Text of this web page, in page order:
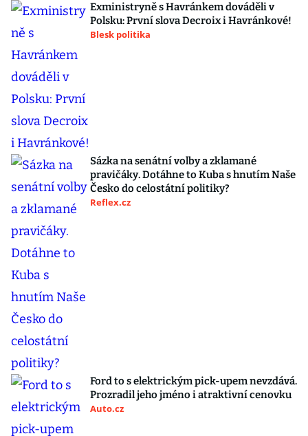
Exministryně s Havránkem dováděli v
Polsku: První slova Decroix i Havránkové!
Blesk politika
Sázka na senátní volby a zklamané
pravičáky. Dotáhne to Kuba s hnutím Naše
Česko do celostátní politiky?
Reflex.cz
Ford to s elektrickým pick-upem nevzdává.
Prozradil jeho jméno i atraktivní cenovku
Auto.cz